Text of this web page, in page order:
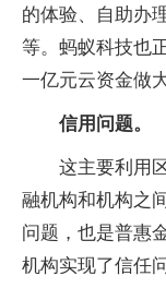
的体验、自助办
等。蚂蚁科技也
一亿元云资金做
信用问题。
这主要利用
融机构和机构之
问题，也是普惠
机构实现了信任